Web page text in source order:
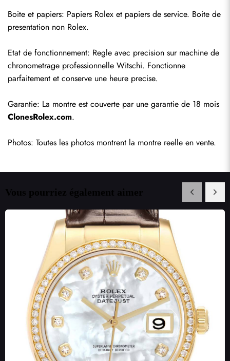
Boite et papiers: Papiers Rolex et papiers de service. Boite de
presentation non Rolex.
Etat de fonctionnement: Regle avec precision sur machine de
chronometrage professionnelle Witschi. Fonctionne
parfaitement et conserve une heure precise.
ClonesRolex.com.
Photos: Toutes les photos montrent la montre reelle en vente.
Vous pourriez également aimer